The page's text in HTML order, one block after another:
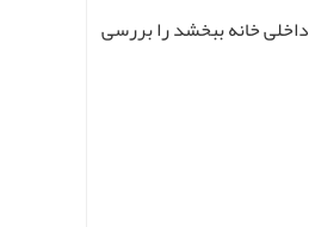
خانه ببخشد را بررسی